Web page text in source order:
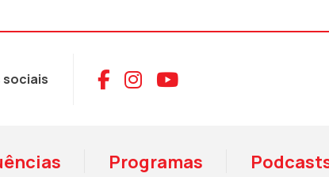
sociais Aceder ao Facebook
Aceder ao
Aceder ao
Programas